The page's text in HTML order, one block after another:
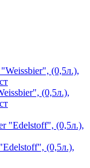
(0,5л.),
(0,5л.),